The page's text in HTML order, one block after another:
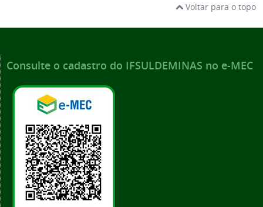
Voltar para o topo
Consulte o cadastro do IFSULDEMINAS no e-MEC